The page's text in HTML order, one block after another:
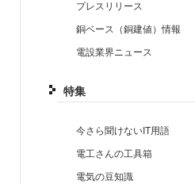
プレスリリース
銅ベース（銅建値）情報
電設業界ニュース
特集
今さら聞けないIT用語
電工さんの工具箱
電気の豆知識